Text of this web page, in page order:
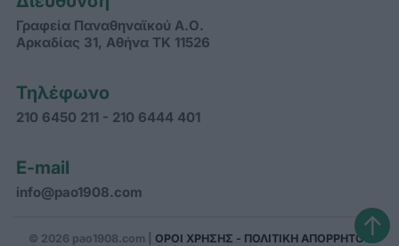
Γραφεία Παναθηναϊκού Α.Ο.
Αρκαδίας 31, Αθήνα ΤΚ 11526
Τηλέφωνο
210 6450 211 - 210 6444 401
E-mail
info@pao1908.com
© 2026 pao1908.com | ΟΡΟΙ ΧΡΗΣΗΣ - ΠΟΛΙΤΙΚΗ ΑΠΟΡΡΗΤΟΥ↑